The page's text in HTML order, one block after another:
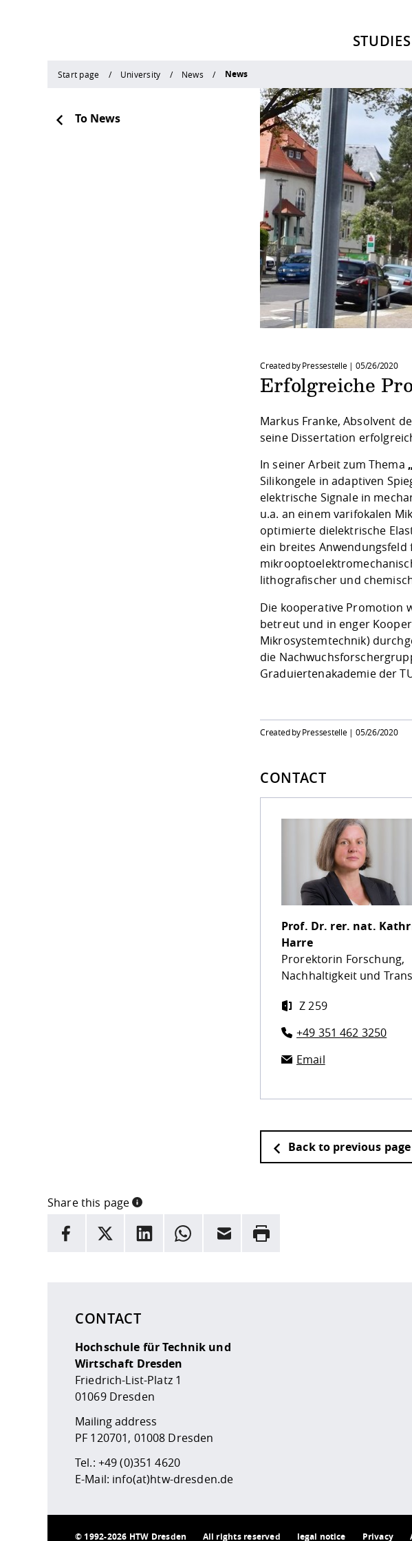
STUDIES
Start page University News News
To News
Created by Pressestelle |05/26/2020
Erfolgreiche
Markus Franke, Absolvent
seine Dissertation
In seiner Arbeit zum Thema
Silikongele in adaptiven
elektrische Signale in
u.a. an einem varifokalen
optimierte dielektrische
ein breites
lithografischer und
Die kooperative Promotion
betreut und in enger
Mikrosystemtechnik)
die
Graduiertenakademie der
Created by Pressestelle |05/26/2020
CONTACT
Prof. Dr. rer. nat.
Harre
Prorektorin Forschung,
Nachhaltigkeit und
Z 259
+49 351 462 3250
Email
Back to previous page
Share this page
INFORMATION
facebook
X LinkedInwhatsappEmail Rrint
CONTACT
Hochschule für Technik und
Wirtschaft Dresden
Friedrich-List-Platz 1
01069 Dresden
Mailing address
PF 120701, 01008 Dresden
Tel.: +49 (0)351 4620
E-Mail: info(at)htw-dresden.de
© 1992-2026 HTW Dresden All rights reserved legal notice Privacy